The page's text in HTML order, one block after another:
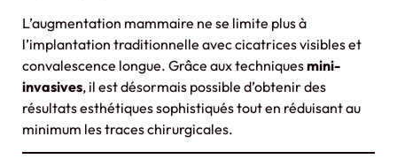
L’augmentation mammaire ne se limite plus à
l’implantation traditionnelle avec cicatrices visibles et
convalescence longue. Grâce aux techniquesmini-
invasives, il est désormais possible d’obtenir des
résultats esthétiques sophistiqués tout en réduisant au
minimum les traces chirurgicales.